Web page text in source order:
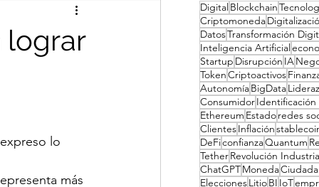
lograr
lo
más
DigitalBlockchain
Criptomoneda
DatosTransformación
Inteligencia Artificial
Startup Disrupción IA
TokenCriptoactivos
AutonomíaBigData
Consumidor
Ethereum Estadoredes
ClientesInflación
DeFiconfianzaQuantum
TetherRevolución
ChatGPTMoneda
EleccionesLitioBI IoT